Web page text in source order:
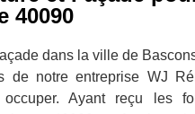
40090
dans la ville de
de notre entreprise WJ
Ayant reçu les